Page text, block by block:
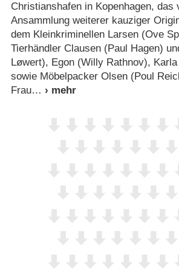
Christianshafen in Kopenhagen, das
Ansammlung weiterer kauziger
dem Kleinkriminellen Larsen (Ove
Tierhändler Clausen (Paul Hagen)
Løwert), Egon (Willy Rathnov),
sowie Möbelpacker Olsen (Poul
Frau